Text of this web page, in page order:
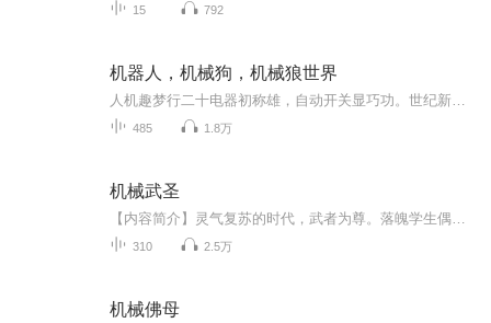
15 792
机器人，机械狗，机械狼世界
485 1.8万
机械武圣
310 2.5万
机械佛母